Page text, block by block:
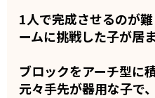
1人で完成させるのが
ームに挑戦した子が居ま
ブロックをアーチ型に
元々手先が器用な子で、